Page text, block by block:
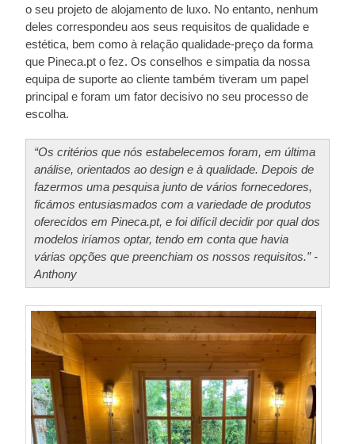
o seu projeto de alojamento de luxo. No entanto, nenhum
deles correspondeu aos seus requisitos de qualidade e
estética, bem como à relação qualidade-preço da forma
que Pineca.pt o fez. Os conselhos e simpatia da nossa
equipa de suporte ao cliente também tiveram um papel
principal e foram um fator decisivo no seu processo de
escolha.
“Os critérios que nós estabelecemos foram, em última
análise, orientados ao design e à qualidade. Depois de
fazermos uma pesquisa junto de vários fornecedores,
ficámos entusiasmados com a variedade de produtos
oferecidos em Pineca.pt, e foi difícil decidir por qual dos
modelos iríamos optar, tendo em conta que havia
várias opções que preenchiam os nossos requisitos.” -
Anthony